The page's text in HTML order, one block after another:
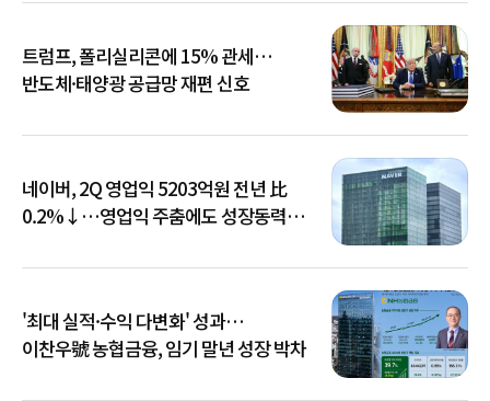
트럼프, 폴리실리콘에 15% 관세…
반도체·태양광 공급망 재편 신호
네이버, 2Q 영업익 5203억원 전년 比
0.2%↓…영업익 주춤에도 성장동력
'최대 실적·수익 다변화' 성과…
이찬우號 농협금융, 임기 말년 성장 박차